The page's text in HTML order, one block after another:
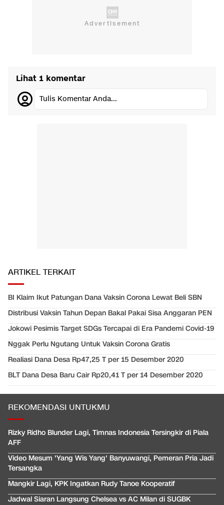
Lihat 1 komentar
Tulis Komentar Anda...
ARTIKEL TERKAIT
BI Klaim Ikut Patungan Dana Vaksin Corona Lewat Beli SBN
Distribusi Vaksin Tahun Depan Bakal Pakai Sisa Anggaran PEN
Jokowi Pesimis Target SDGs Tercapai di Era Pandemi Covid-19
Nggak Perlu Ngutang Untuk Vaksin Corona Gratis
Realiasi Dana Desa Rp47,25 T per 15 Desember 2020
BLT Dana Desa Baru Cair Rp20,41 T per 14 Desember 2020
REKOMENDASI UNTUKMU
Rizky Ridho Blunder Lagi, Timnas Indonesia Tersingkir di Piala
AFF
Video Mesum 'Yang Wis Yang' Banyuwangi, Pemeran Pria Jadi
Tersangka
Mangkir Lagi, KPK Ingatkan Rudy Tanoe Kooperatif
Jadwal Siaran Langsung Chelsea vs AC Milan di SUGBK